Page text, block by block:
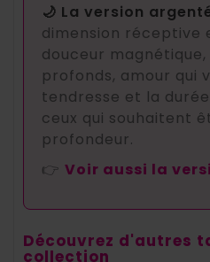
🌙 La version
dimension réceptive
douceur
profonds, amour qui
tendresse et la
ceux qui souhaitent
profondeur.
👉 Voir aussi la
Découvrez d'autres
collection